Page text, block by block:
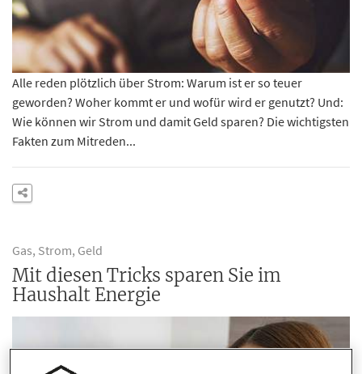
Alle reden plötzlich über Strom: Warum ist er so teuer
geworden? Woher kommt er und wofür wird er genutzt? Und:
Wie können wir Strom und damit Geld sparen? Die wichtigsten
Fakten zum Mitreden...
Gas, Strom, Geld
Mit diesen Tricks sparen Sie im
Haushalt Energie